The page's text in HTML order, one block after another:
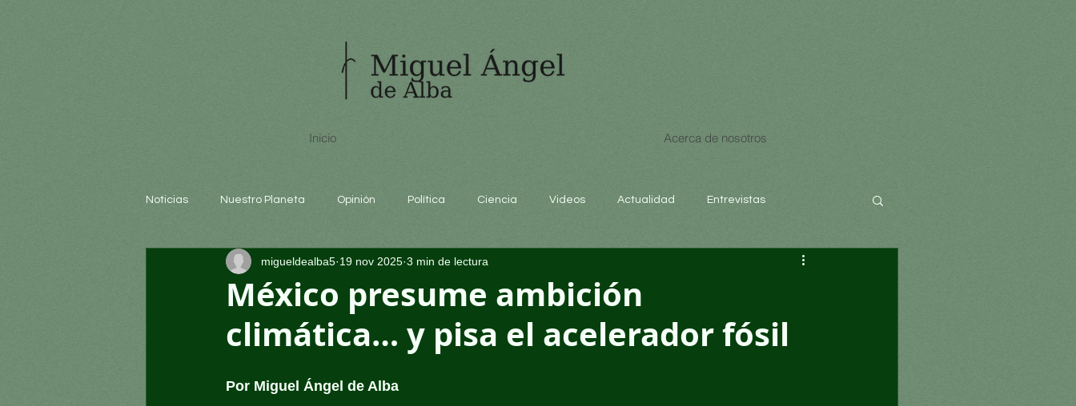
Inicio Acerca de nosotros
Noticias Nuestro Planeta Opinión Política Ciencia Videos Actualidad Entrevistas
Arte y cultura Educación educación
México presume ambición
climática… y pisa el acelerador fósil
migueldealba5 19 nov 2025 3 min de lectura
Por Miguel Ángel de Alba